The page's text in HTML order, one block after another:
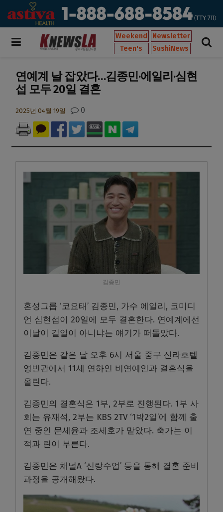
Weekend
Newsletter
Teen's
SushiNews
연예계 날 잡았다…김종민·에일리·심현
섭 모두 20일 결혼
2025년 04월 19일 0
김종민
혼성그룹 ‘코요태’ 김종민, 가수 에일리, 코미디
언 심현섭이 20일에 모두 결혼한다. 연예계에선
이날이 길일이 아니냐는 얘기가 떠돌았다.
김종민은 같은 날 오후 6시 서울 중구 신라호텔
영빈관에서 11세 연하인 비연예인과 결혼식을
올린다.
김종민의 결혼식은 1부, 2부로 진행된다. 1부 사
회는 유재석, 2부는 KBS 2TV ‘1박2일’에 함께 출
연 중인 문세윤과 조세호가 맡았다. 축가는 이
적과 린이 부른다.
김종민은 채널A ‘신랑수업’ 등을 통해 결혼 준비
과정을 공개해왔다.